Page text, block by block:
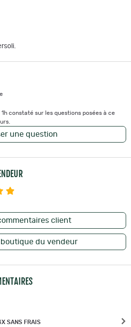
1h constaté sur les questions posées à ce
une question
client
du vendeur
SANS FRAIS